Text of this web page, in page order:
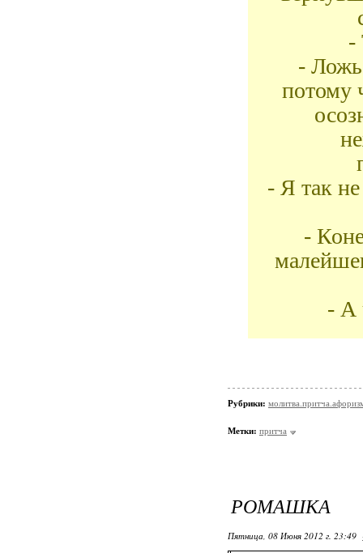
-
-
потому
- Я так
-
- А
Рубрики:
Метки: притча
РОМАШКА
Пятница, 08 Июня 2012 г. 23:49